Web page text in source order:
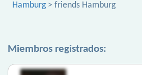
Hamburg> friends Hamburg
Miembros registrados: